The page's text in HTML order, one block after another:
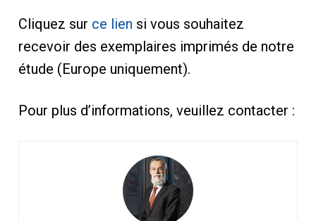
Cliquez sur ce lien si vous souhaitez
recevoir des exemplaires imprimés de notre
étude (Europe uniquement).
Pour plus d’informations, veuillez contacter :